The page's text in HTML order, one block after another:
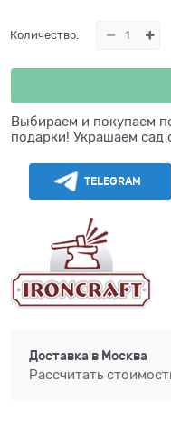
Количество:
Выбираем и покупаем
подарки! Украшаем сад
TELEGRAM
Доставка в Москва
Рассчитать